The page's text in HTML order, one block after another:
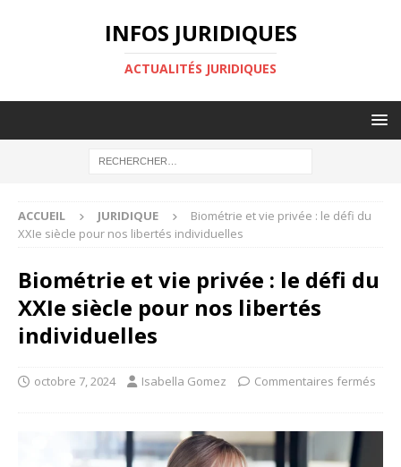
INFOS JURIDIQUES
ACTUALITÉS JURIDIQUES
ACCUEIL JURIDIQUE
Biométrie et vie privée : le défi du
XXIe siècle pour nos libertés individuelles
Biométrie et vie privée : le défi du
XXIe siècle pour nos libertés
individuelles
octobre 7, 2024 Isabella Gomez Commentaires fermés